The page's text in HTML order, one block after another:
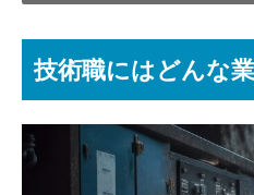
技術職にはどんな